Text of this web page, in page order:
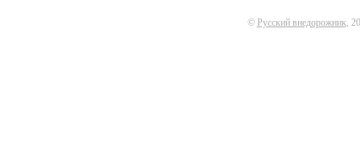
© Русский внедорожник,